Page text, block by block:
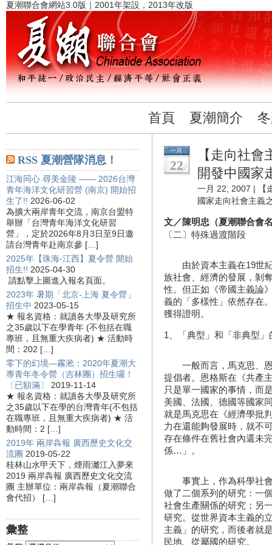
夏潮聯合會網站3.0版｜2001年架設，2013年改版
首頁 夏潮簡介
RSS 夏潮營隊消息！
江海同心 尋美金陵 —— 2026台灣
青年海洋文化研習營 (南京) 開始招
生了!! 2026-06-02
為擴大兩岸青年交流，南京台盟特
舉辦「台灣青年海洋文化研習
營」，定於2026年8月3日至9日邀
請台灣青年赴南京參 […]
2025年【珠海-江西】夏令營 開始
招生!! 2025-04-30
請點擊上圖進入報名頁面。
2023年 暑期「北京-上海 夏令營」
招生中 2023-05-15
★ 報名資格：就讀各大學及研究所
之35歲以下在學青年 (不包括在職
專班，且無重大疾病者) ★ 活動時
間：202 […]
零下的幻境—霧淞：2020年夏潮大
專青年冬令營（吉林團）招生囉！
〔已額滿〕
2019-11-14
★ 報名資格：就讀各大學及研究所
之35歲以下在學的台灣青年(不包括
在職專班，且無重大疾病者) ★ 活
動時間：2 […]
2019年 兩岸犇報 廣西歷史文化交
流團 2019-05-22
桂林山水甲天下，煙雨灕江入夢來
2019 兩岸犇報 廣西歷史文化交流
團 主辦單位：兩岸犇報（夏潮聯合
會代招） […]
彙整
一月
22
【走向社
開發中國家
一月 22, 2007 |
國家走向社會主義
文／陳明忠（夏潮聯合會
〔二〕特殊過渡階段
由於資本主義在19世紀
族社會、經濟的發展，剝
性。但正如《帝國主義論
義的「多樣性」依然存在
獲得證明。
1、「典型」和「非典型」
一般而言，馬克思、恩
提倡者。恩格斯在《共產
只是單一國家的事情，而
美國、法國、德國等國家
就是馬克思在《經濟學批
力在還能夠發展時，就不
存在條件在舊社會內還未
係…」。
事實上，作為科學社會
做了二個系列的研究：一
社會生產關係的研究；另
研究。從世界資本主義的
主義」的研究，而後者就
民地、從屬國的研究。